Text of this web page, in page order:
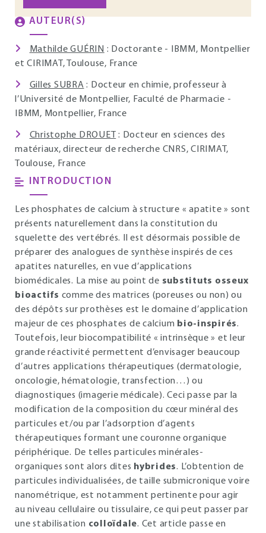
AUTEUR(S)
Mathilde GUÉRIN : Doctorante - IBMM, Montpellier
et CIRIMAT, Toulouse, France
Gilles SUBRA : Docteur en chimie, professeur à
l’Université de Montpellier, Faculté de Pharmacie -
IBMM, Montpellier, France
Christophe DROUET
: Docteur en sciences des
matériaux, directeur de recherche CNRS, CIRIMAT,
Toulouse, France
INTRODUCTION
Les phosphates de calcium à structure « apatite » sont
présents naturellement dans la constitution du
squelette des vertébrés. Il est désormais possible de
préparer des analogues de synthèse inspirés de ces
apatites naturelles, en vue d’applications
biomédicales. La mise au point de substituts osseux
bioactifs comme des matrices (poreuses ou non) ou
des dépôts sur prothèses est le domaine d’application
majeur de ces phosphates de calcium bio-inspirés.
Toutefois, leur biocompatibilité « intrinsèque » et leur
grande réactivité permettent d’envisager beaucoup
d’autres applications thérapeutiques (dermatologie,
oncologie, hématologie, transfection…) ou
diagnostiques (imagerie médicale). Ceci passe par la
modification de la composition du cœur minéral des
particules et/ou par l’adsorption d’agents
thérapeutiques formant une couronne organique
périphérique. De telles particules minérales-
organiques sont alors dites hybrides. L’obtention de
particules individualisées, de taille submicronique voire
nanométrique, est notamment pertinente pour agir
au niveau cellulaire ou tissulaire, ce qui peut passer par
une stabilisation colloïdale. Cet article passe en